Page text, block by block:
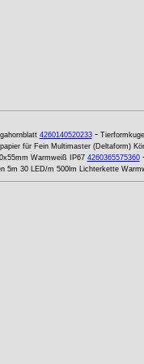
4260140520233-
für Fein Multimaster (Deltaform)
Warmweiß IP67 4260365575360
5m 30 LED/m 500lm Lichterkette